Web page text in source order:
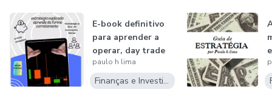
E-book definitivo
para aprender a
operar, day trade
,opções...
paulo h lima
Finanças e Investimentos